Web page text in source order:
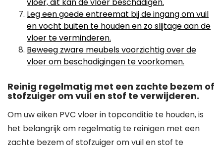
Leg een goede entreemat bij de ingang om vuil
en vocht buiten te houden en zo slijtage aan de
vloer te verminderen.
Beweeg zware meubels voorzichtig over de
vloer om beschadigingen te voorkomen.
Reinig regelmatig met een zachte bezem of
stofzuiger om vuil en stof te verwijderen.
Om uw eiken PVC vloer in topconditie te houden, is
het belangrijk om regelmatig te reinigen met een
zachte bezem of stofzuiger om vuil en stof te